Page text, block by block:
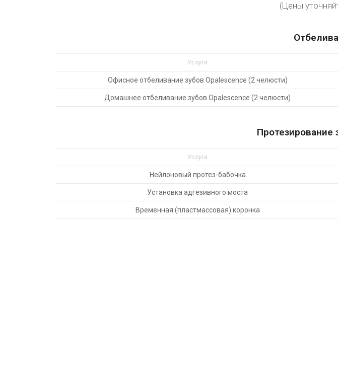
(Цены
Услуга
Офисное отбеливание зубов Opalescence (2 челюсти)
Домашнее отбеливание зубов Opalescence (2 челюсти)
Протезирование
Услуга
Нейлоновый протез-бабочка
Установка адгезивного моста
Временная (пластмассовая) коронка